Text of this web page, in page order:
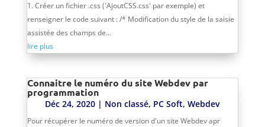
1. Créer un fichier .css ('AjoutCSS.css' par exemple) et
renseigner le code suivant : /* Modification du style de la saisie
assistée des champs de...
lire plus
Connaitre le numéro du site Webdev par
programmation
Déc 24, 2020 | Non classé, PC Soft,Webdev
Pour récupérer le numéro de version d'un site Webdev apr